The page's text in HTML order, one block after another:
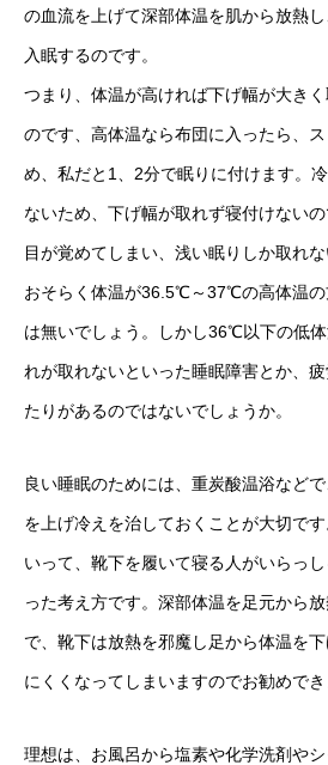
の血流を上げて深部体温を肌から放熱
入眠するのです。
つまり、体温が高ければ下げ幅が大き
のです、高体温なら布団に入ったら、
め、私だと1、2分で眠りに付けます。
ないため、下げ幅が取れず寝付けない
目が覚めてしまい、浅い眠りしか取れな
おそらく体温が36.5℃～37℃の高体温の
は無いでしょう。しかし36℃以下の低
れが取れないといった睡眠障害とか、
たりがあるのではないでしょうか。
良い睡眠のためには、重炭酸温浴など
を上げ冷えを治しておくことが大切で
いって、靴下を履いて寝る人がいらっ
った考え方です。深部体温を足元から
で、靴下は放熱を邪魔し足から体温を
にくくなってしまいますのでお勧めでき
理想は、お風呂から塩素や化学洗剤や